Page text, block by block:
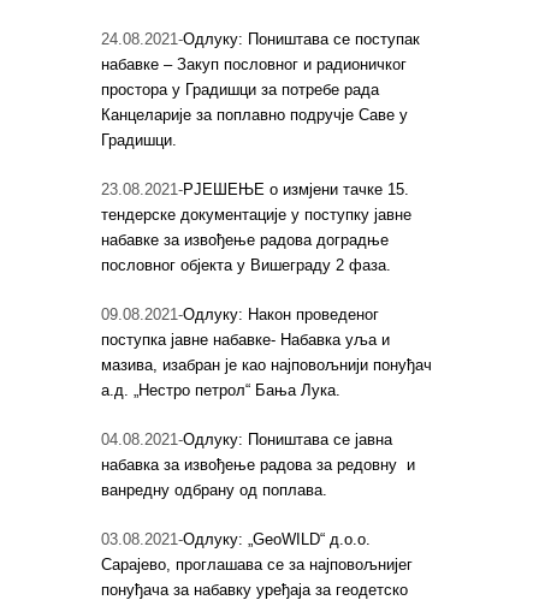
24.08.2021-Одлуку: Поништава се поступак
набавке – Закуп пословног и радионичког
простора у Градишци за потребе рада
Канцеларије за поплавно подручје Саве у
Градишци.
23.08.2021-РЈЕШЕЊЕ о измјени тачке 15.
тендерске документације у поступку јавне
набавке за извођење радова доградње
пословног објекта у Вишеграду 2 фаза.
09.08.2021-Одлуку: Након проведеног
поступка јавне набавке- Набавка уља и
мазива, изабран је као најповољнији понуђач
а.д. „Нестро петрол“ Бања Лука.
04.08.2021-Одлуку: Поништава се јавна
набавка за извођење радова за редовну и
ванредну одбрану од поплава.
03.08.2021-Одлуку: „GeoWILD“ д.о.о.
Сарајево, проглашава се за најповољнијег
понуђача за набавку уређаја за геодетско